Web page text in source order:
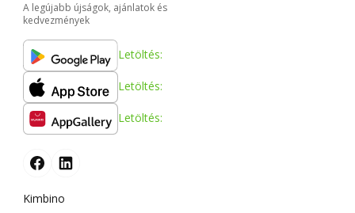
A legújabb újságok, ajánlatok és
kedvezmények
Letöltés:
Letöltés:
Letöltés:
Kimbino